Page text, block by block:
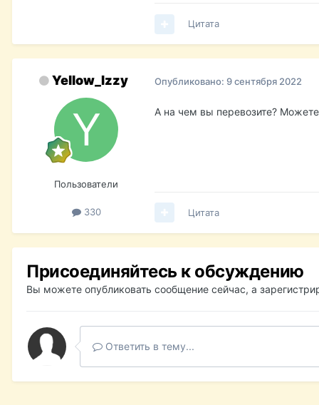
Цитата
Yellow_Izzy
Пользователи
330
Опубликовано: 9 сентября 2022
А на чем вы перевозите?
Цитата
Присоединяйтесь к обсуждению
Вы можете опубликовать сообщение сейчас, а
Ответить в тему...